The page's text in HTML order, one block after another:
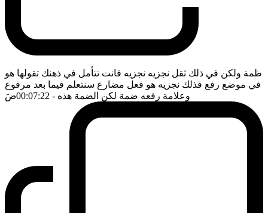
ظمة ولكن في ذلك ثقل نجزيه نجزيه فانت تتأمل في ذهنك تقولها هو
في موضع رفع فذلك نجزيه هو فعل مضارع سنتعلم فيما بعد مرفوع
وعلامة رفعه ضمة لكن الضمة هذه - 00:07:22 ضَ